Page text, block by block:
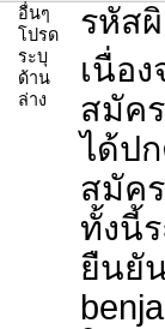
อื่นๆ
โปรด
ระบุ
ด้าน
ล่าง
รหัส
เนื่อ
สมัค
ได้ป
สมัค
ทั้งนี้
ยืนยั